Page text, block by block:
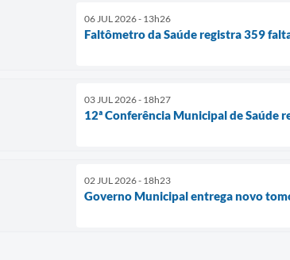
06 JUL 2026 - 13h26
Faltômetro da Saúde registra 359
03 JUL 2026 - 18h27
12ª Conferência Municipal de Saúde
02 JUL 2026 - 18h23
Governo Municipal entrega novo